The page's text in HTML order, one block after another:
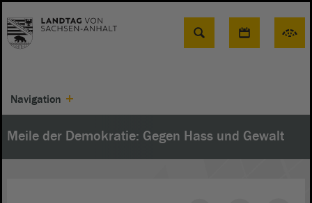
Suche
Navigation
Meile der Demokratie: Gegen Hass und Gewalt